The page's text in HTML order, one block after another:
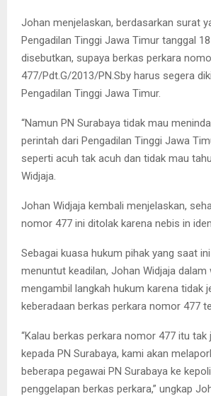
Johan menjelaskan, berdasarkan surat
Pengadilan Tinggi Jawa Timur tanggal
disebutkan, supaya berkas perkara
477/Pdt.G/2013/PN.Sby harus segera
Pengadilan Tinggi Jawa Timur.
“Namun PN Surabaya tidak mau
perintah dari Pengadilan Tinggi Jawa
seperti acuh tak acuh dan tidak mau
Widjaja.
Johan Widjaja kembali menjelaskan,
nomor 477 ini ditolak karena nebis in
Sebagai kuasa hukum pihak yang saat
menuntut keadilan, Johan Widjaja dalam
mengambil langkah hukum karena tidak
keberadaan berkas perkara nomor 477
“Kalau berkas perkara nomor 477 itu tak
kepada PN Surabaya, kami akan
beberapa pegawai PN Surabaya ke
penggelapan berkas perkara,” ungkap